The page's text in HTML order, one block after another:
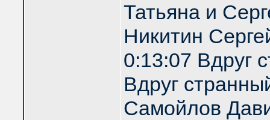
Татьяна и
Никитин
0:13:07 Вдруг
Вдруг
Самойлов